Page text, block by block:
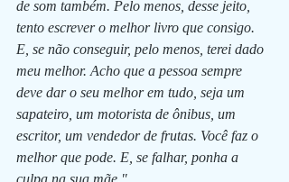
de som também. Pelo menos, desse jeito,
tento escrever o melhor livro que consigo.
E, se não conseguir, pelo menos, terei dado
meu melhor. Acho que a pessoa sempre
deve dar o seu melhor em tudo, seja um
sapateiro, um motorista de ônibus, um
escritor, um vendedor de frutas. Você faz o
melhor que pode. E, se falhar, ponha a